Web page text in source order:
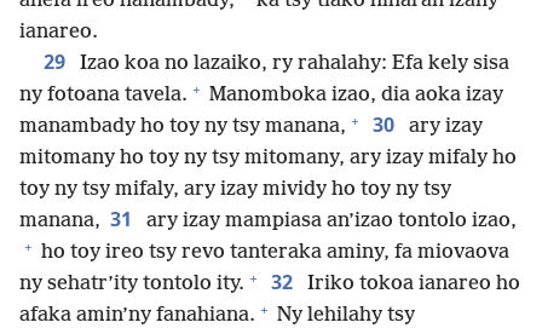
ianareo.
29
Izao koa no lazaiko, ry rahalahy: Efa kely sisa
ny fotoana tavela. + Manomboka izao, dia aoka izay
manambady ho toy ny tsy manana, + 30
ary izay
mitomany ho toy ny tsy mitomany, ary izay mifaly ho
toy ny tsy mifaly, ary izay mividy ho toy ny tsy
manana, 31 ary izay mampiasa an’izao tontolo izao,
+ ho toy ireo tsy revo tanteraka aminy, fa miovaova
ny sehatr’ity tontolo ity. + 32
Iriko tokoa ianareo ho
afaka amin’ny fanahiana. + Ny lehilahy tsy